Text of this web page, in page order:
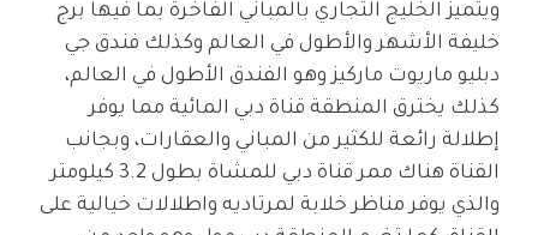
ويتميز الخليج التجاري بالمباني الفاخرة بما فيها برج
خليفة الأشهر والأطول في العالم وكذلك فندق جي
دبليو ماريوت ماركيز وهو الفندق الأطول في العالم،
كذلك يخترق المنطقة قناة دبي المائية مما يوفر
إطلالة رائعة للكثير من المباني والعقارات، وبجانب
القناة هناك ممر قناة دبي للمشاة بطول 3.2 كيلومتر
والذي يوفر مناظر خلابة لمرتاديه واطلالات خيالية على